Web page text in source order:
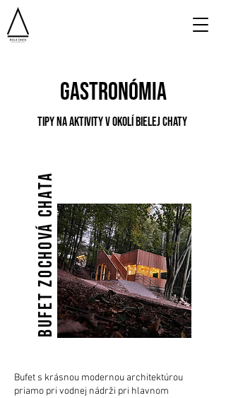
GASTRONÓMIA
TIPY NA AKTIVITY V OKOLÍ BIELEJ CHATY
Bufet Zochová chata
Bufet s krásnou modernou architektúrou
priamo pri vodnej nádrži pri hlavnom